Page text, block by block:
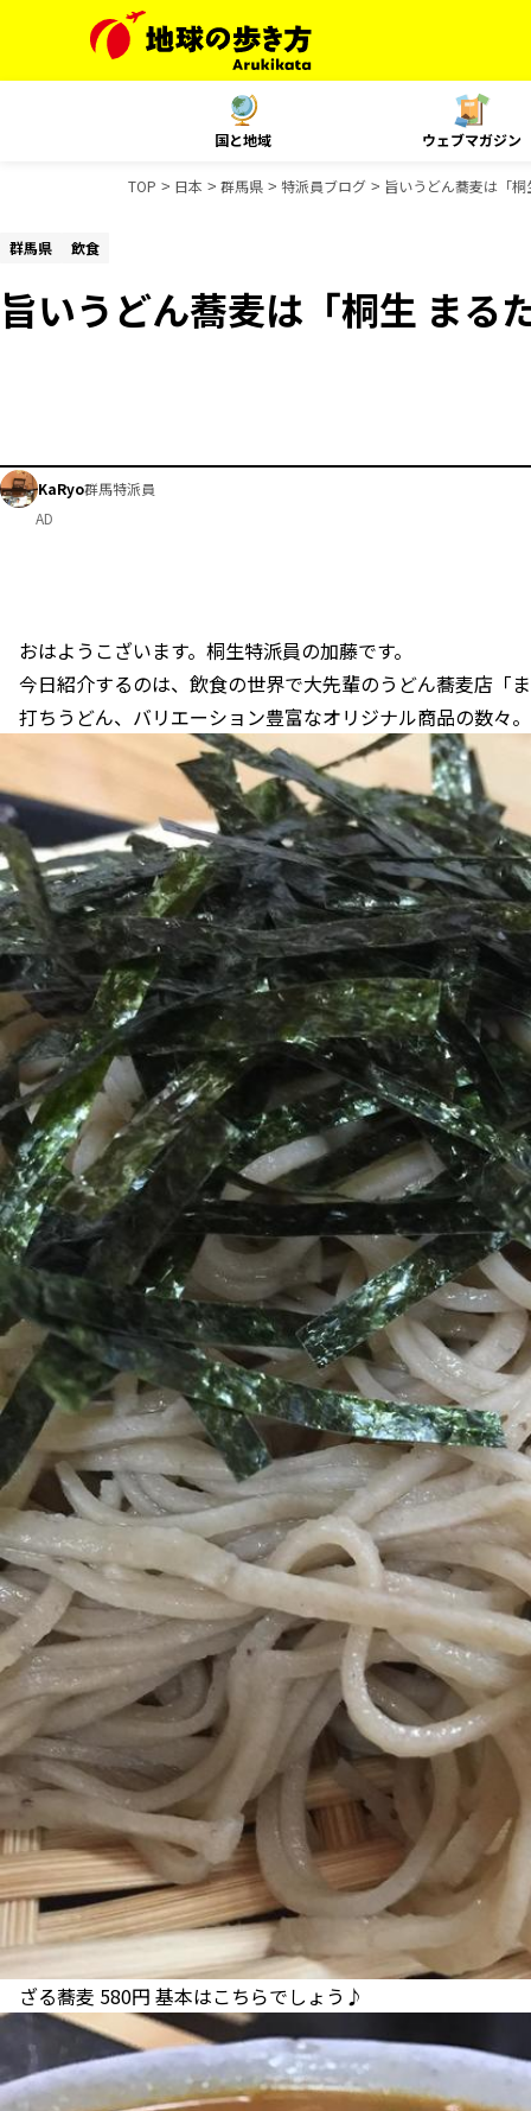
国と地域 ウェブマガジン
TOP 日本 群馬県 特派員ブログ 旨いうどん蕎麦は「
群馬県 飲食
旨いうどん蕎麦は「桐生 まる
KaRyo群馬特派員
AD
おはようこざいます。桐生特派員の加藤です。
今日紹介するのは、飲食の世界で大先輩のうどん蕎麦店「
打ちうどん、バリエーション豊富なオリジナル商品の数々
ざる蕎麦 580円 基本はこちらでしょう♪